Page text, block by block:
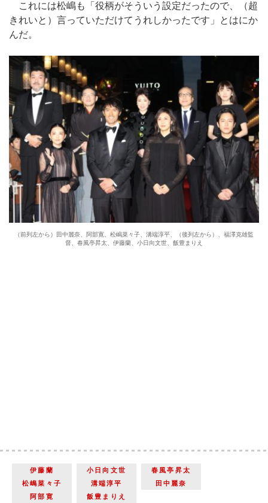
これには松嶋も「役柄がそういう設定だったので、（超
きれいと）言っていただけてうれしかったです」とはにか
んだ。
（前列左から）田中麗奈、阿部寛、松嶋菜々子、溝端淳平、（後列左から）、福澤克雄監
督、春風亭昇太、伊藤蘭、小日向文世、飯豊まりえ
伊藤蘭 小日向文世
春風亭昇太
松嶋菜々子
溝端淳平
田中麗奈
阿部寛
飯豊まりえ